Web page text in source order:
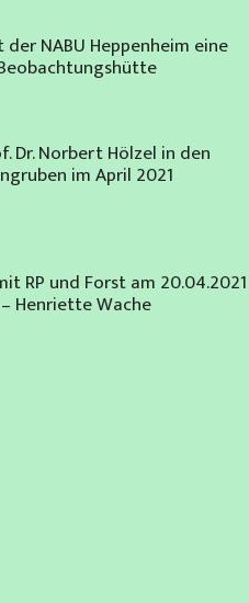
der NABU Heppenheim eine
Dr. Norbert Hölzel in den
im April 2021
RP und Forst am 20.04.2021
– Henriette Wache